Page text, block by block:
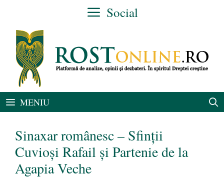
conținut
Social
MENIU
Sinaxar românesc – Sfinții
Cuvioși Rafail și Partenie de la
Agapia Veche